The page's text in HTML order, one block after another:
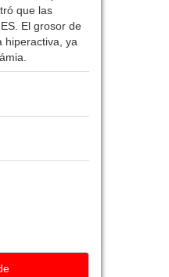
que las
El grosor de
hiperactiva, ya